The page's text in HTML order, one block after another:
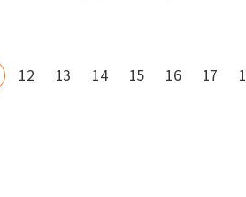
사람이 있고 부분을 바라보는 사람이
12 13 14 15 16 17